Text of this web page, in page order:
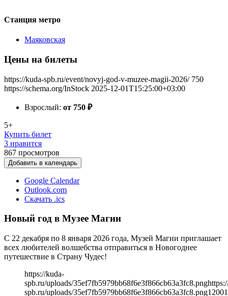
Станция метро
Маяковская
Цены на билеты
https://kuda-spb.ru/event/novyj-god-v-muzee-magii-2026/ 750
https://schema.org/InStock 2025-12-01T15:25:00+03:00
Взрослый: от 750 ₽
5+
Купить билет
3 нравится
867 просмотров
Добавить в календарь
Google Calendar
Outlook.com
Скачать .ics
Новый год в Музее Магии
С 22 декабря по 8 января 2026 года, Музей Магии приглашает
всех любителей волшебства отправиться в Новогоднее
путешествие в Страну Чудес!
https://kuda-
spb.ru/uploads/35ef7fb5979bb68f6e3f866cb63a3fc8.png
spb.ru/uploads/35ef7fb5979bb68f6e3f866cb63a3fc8.png1200